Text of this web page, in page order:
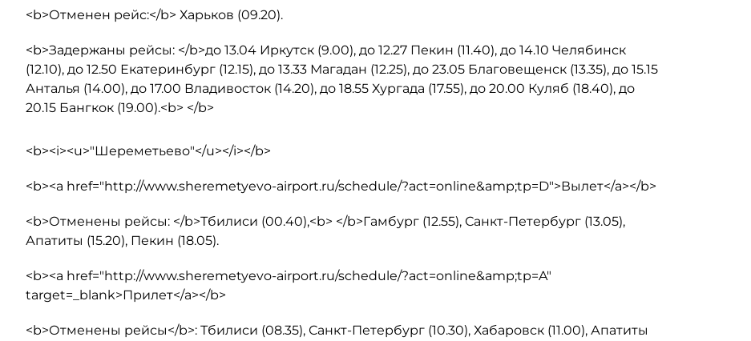
<b>Отменен рейс:</b> Харьков (09.20).
<b>Задержаны рейсы: </b>до 13.04 Иркутск (9.00), до 12.27 Пекин (11.40), до 14.10 Челябинск
(12.10), до 12.50 Екатеринбург (12.15), до 13.33 Магадан (12.25), до 23.05 Благовещенск (13.35), до 15.15
Анталья (14.00), до 17.00 Владивосток (14.20), до 18.55 Хургада (17.55), до 20.00 Куляб (18.40), до
20.15 Бангкок (19.00).<b> </b>
<b><i><u>"Шереметьево"</u></i></b>
<b><a href="http://www.sheremetyevo-airport.ru/schedule/?act=online&amp;tp=D">Вылет</a></b>
<b>Отменены рейсы: </b>Тбилиси (00.40),<b> </b>Гамбург (12.55), Санкт-Петербург (13.05),
Апатиты (15.20), Пекин (18.05).
<b><a href="http://www.sheremetyevo-airport.ru/schedule/?act=online&amp;tp=A"
target=_blank>Прилет</a></b>
<b>Отменены рейсы</b>: Тбилиси (08.35), Санкт-Петербург (10.30), Хабаровск (11.00), Апатиты